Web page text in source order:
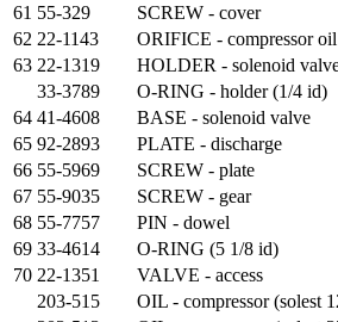
61 55-329 SCREW - cover
62 22-1143 ORIFICE - compressor oil
63 22-1319 HOLDER - solenoid
33-3789
O-RING - holder (1/4 id)
64 41-4608 BASE - solenoid valve
65 92-2893 PLATE - discharge
66 55-5969 SCREW - plate
67 55-9035 SCREW - gear
68 55-7757 PIN - dowel
69 33-4614 O-RING (5 1/8 id)
70 22-1351 VALVE - access
203-515
OIL - compressor (solest